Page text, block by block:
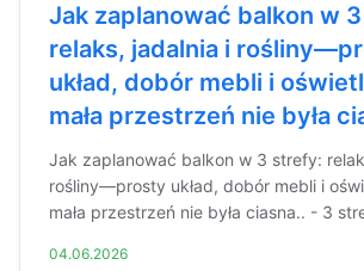
Jak zaplanować balkon w
relaks, jadalnia i
układ, dobór mebli i
mała przestrzeń nie była
Jak zaplanować balkon w 3 strefy:
rośliny—prosty układ, dobór mebli i
mała przestrzeń nie była ciasna.. - 3
04.06.2026